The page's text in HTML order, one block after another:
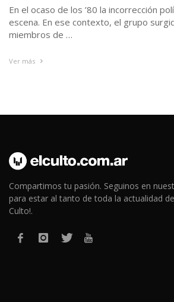
En el ocaso de los ’80 la incorrección
escena. En ese contexto, el grupo
miembros de …
Ver más
Compartimos tu pasión. Seguinos en
para estar al tanto de toda la actualidad
Culto!.